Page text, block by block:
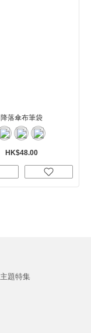
降落傘布筆袋
HK$48.00
主題特集